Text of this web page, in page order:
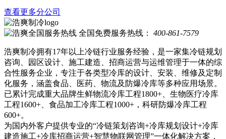
查看更多分公司
全国免费服务热线： 400-861-7579
浩爽制冷拥有17年以上冷链行业服务经验，是一家集冷链规划
咨询、园区设计、施工建造、招商运营与运维管理于一体的综
合性服务企业，专注于各类型冷库的设计、安装、维修及定制
化服务，涵盖食品、医药、物流及防爆冷库等多种应用场景。
已累计完成重大品牌生鲜物流冷库工程1800+、生物医疗冷库
工程1600+、食品加工冷库工程1000+，科研防爆冷库工程
600+。
为国内外客户提供专业的“冷链策划咨询+冷库规划设计+冷库
建造施工+冷库招商运营+智慧物联网管理”一体化解决方案，